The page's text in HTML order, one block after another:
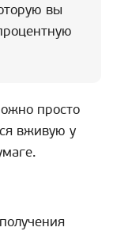
вы
просто
вживую у